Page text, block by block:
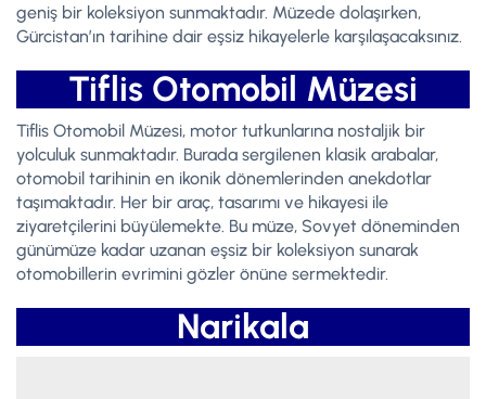
geniş bir koleksiyon sunmaktadır. Müzede dolaşırken,
Gürcistan’ın tarihine dair eşsiz hikayelerle karşılaşacaksınız.
Tiflis Otomobil Müzesi
Tiflis Otomobil Müzesi, motor tutkunlarına nostaljik bir
yolculuk sunmaktadır. Burada sergilenen klasik arabalar,
otomobil tarihinin en ikonik dönemlerinden anekdotlar
taşımaktadır. Her bir araç, tasarımı ve hikayesi ile
ziyaretçilerini büyülemekte. Bu müze, Sovyet döneminden
günümüze kadar uzanan eşsiz bir koleksiyon sunarak
otomobillerin evrimini gözler önüne sermektedir.
Narikala